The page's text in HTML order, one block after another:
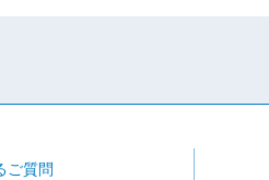
ご質問